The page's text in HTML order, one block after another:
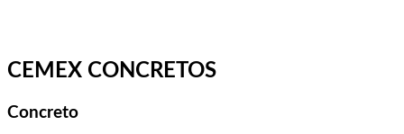
CEMEX CONCRETOS
Concreto